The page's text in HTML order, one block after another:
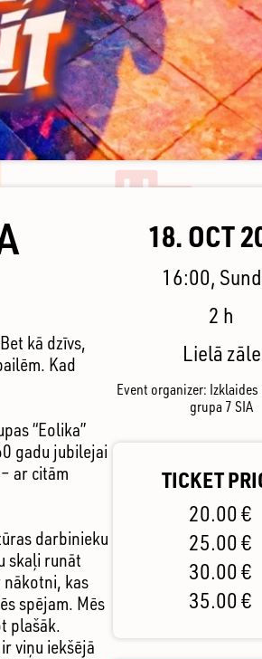
kā dzīvs,
Kad
“Eolika”
gadu jubilejai
ar citām
darbinieku
skaļi runāt
nākotni, kas
spējam. Mēs
plašāk.
viņu iekšējā
18. OCT
16:00,
2 h
Lielā zāle
Event organizer:
grupa 7 SIA
TICKET
20.00 €
25.00 €
30.00 €
35.00 €